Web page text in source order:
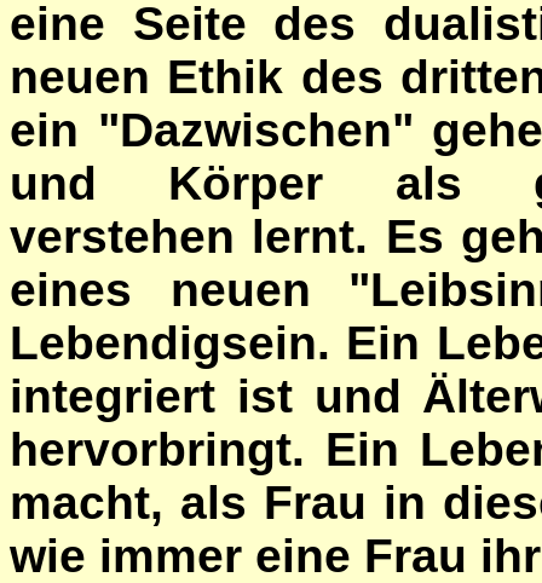
eine Seite des
neuen Ethik des
ein "Dazwischen"
und Körper als
verstehen lernt. Es
eines neuen
Lebendigsein. Ein
integriert ist und
hervorbringt. Ein
macht, als Frau in
wie immer eine Frau